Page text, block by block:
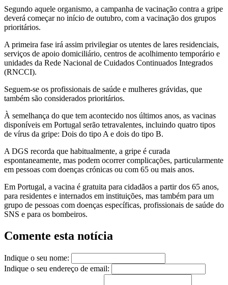
Segundo aquele organismo, a campanha de vacinação contra a gripe
deverá começar no início de outubro, com a vacinação dos grupos
prioritários.
A primeira fase irá assim privilegiar os utentes de lares residenciais,
serviços de apoio domiciliário, centros de acolhimento temporário e
unidades da Rede Nacional de Cuidados Continuados Integrados
(RNCCI).
Seguem-se os profissionais de saúde e mulheres grávidas, que
também são considerados prioritários.
À semelhança do que tem acontecido nos últimos anos, as vacinas
disponíveis em Portugal serão tetravalentes, incluindo quatro tipos
de vírus da gripe: Dois do tipo A e dois do tipo B.
A DGS recorda que habitualmente, a gripe é curada
espontaneamente, mas podem ocorrer complicações, particularmente
em pessoas com doenças crónicas ou com 65 ou mais anos.
Em Portugal, a vacina é gratuita para cidadãos a partir dos 65 anos,
para residentes e internados em instituições, mas também para um
grupo de pessoas com doenças específicas, profissionais de saúde do
SNS e para os bombeiros.
Comente esta notícia
Indique o seu nome:
Indique o seu endereço de email: